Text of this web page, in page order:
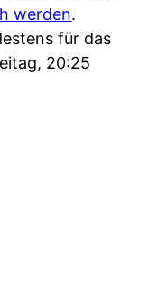
werden.
für das
20:25